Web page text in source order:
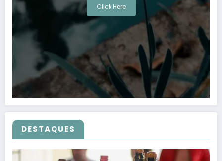
Click Here
DESTAQUES